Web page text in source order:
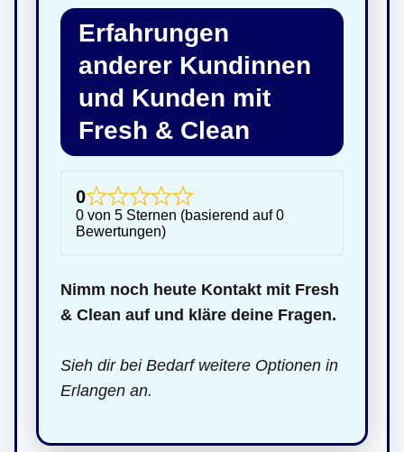
Erfahrungen
anderer Kundinnen
und Kunden mit
Fresh & Clean
0
0 von 5 Sternen (basierend auf 0
Bewertungen)
Nimm noch heute Kontakt mit Fresh
& Clean auf und kläre deine Fragen.
Sieh dir bei Bedarf weitere Optionen in
Erlangen an.